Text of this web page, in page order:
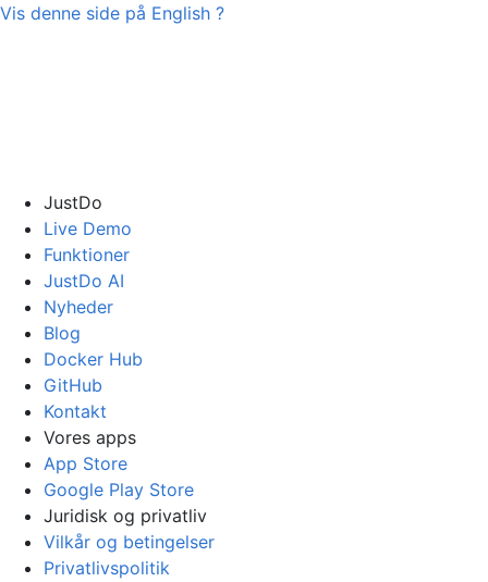
Vis denne side på English ?
JustDo
Live Demo
Funktioner
JustDo AI
Nyheder
Blog
Docker Hub
GitHub
Kontakt
Vores apps
App Store
Google Play Store
Juridisk og privatliv
Vilkår og betingelser
Privatlivspolitik